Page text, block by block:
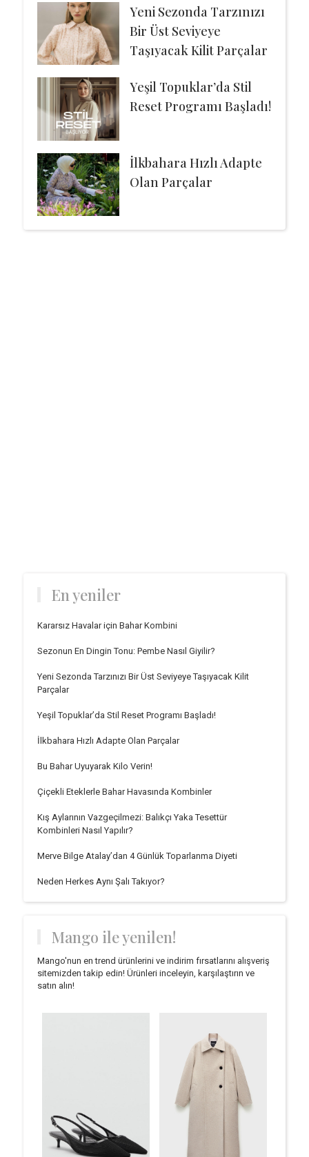
Yeni Sezonda Tarzınızı
Bir Üst Seviyeye
Taşıyacak Kilit Parçalar
Yeşil Topuklar’da Stil
Reset Programı Başladı!
İlkbahara Hızlı Adapte
Olan Parçalar
En yeniler
Kararsız Havalar için Bahar Kombini
Sezonun En Dingin Tonu: Pembe Nasıl Giyilir?
Yeni Sezonda Tarzınızı Bir Üst Seviyeye Taşıyacak Kilit
Parçalar
Yeşil Topuklar’da Stil Reset Programı Başladı!
İlkbahara Hızlı Adapte Olan Parçalar
Bu Bahar Uyuyarak Kilo Verin!
Çiçekli Eteklerle Bahar Havasında Kombinler
Kış Aylarının Vazgeçilmezi: Balıkçı Yaka Tesettür
Kombinleri Nasıl Yapılır?
Merve Bilge Atalay’dan 4 Günlük Toparlanma Diyeti
Neden Herkes Aynı Şalı Takıyor?
Mango ile yenilen!
Mango'nun en trend ürünlerini ve indirim fırsatlarını alışveriş
sitemizden takip edin! Ürünleri inceleyin, karşılaştırın ve
satın alın!